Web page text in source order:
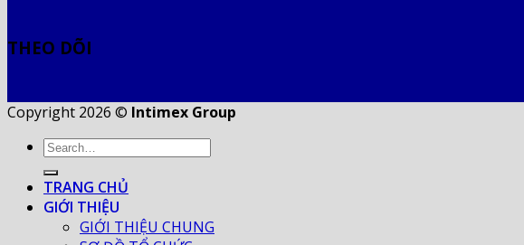
THEO DÕI
Copyright 2026 © Intimex Group
TRANG CHỦ
GIỚI THIỆU
GIỚI THIỆU CHUNG